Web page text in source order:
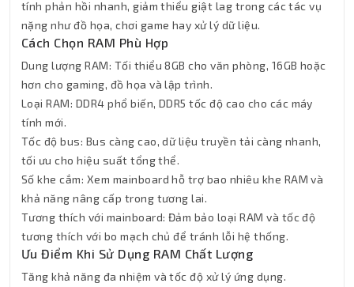
tính phản hồi nhanh, giảm thiểu giật lag trong các tác vụ
nặng như đồ họa, chơi game hay xử lý dữ liệu.
Cách Chọn RAM Phù Hợp
Dung lượng RAM: Tối thiểu 8GB cho văn phòng, 16GB hoặc
hơn cho gaming, đồ họa và lập trình.
Loại RAM: DDR4 phổ biến, DDR5 tốc độ cao cho các máy
tính mới.
Tốc độ bus: Bus càng cao, dữ liệu truyền tải càng nhanh,
tối ưu cho hiệu suất tổng thể.
Số khe cắm: Xem mainboard hỗ trợ bao nhiêu khe RAM và
khả năng nâng cấp trong tương lai.
Tương thích với mainboard: Đảm bảo loại RAM và tốc độ
tương thích với bo mạch chủ để tránh lỗi hệ thống.
Ưu Điểm Khi Sử Dụng RAM Chất Lượng
Tăng khả năng đa nhiệm và tốc độ xử lý ứng dụng.